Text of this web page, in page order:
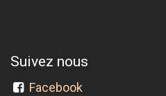
Suivez nous
Facebook